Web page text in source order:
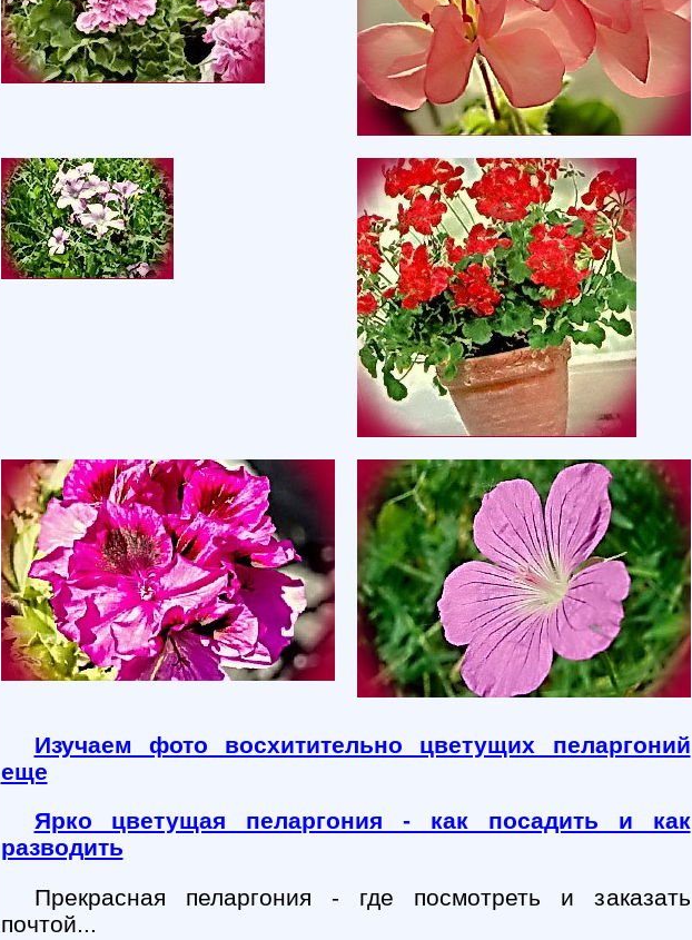
Изучаем фото восхитительно цветущих пеларгоний
еще
Ярко цветущая пеларгония - как посадить и как
разводить
Прекрасная пеларгония - где посмотреть и заказать
почтой...